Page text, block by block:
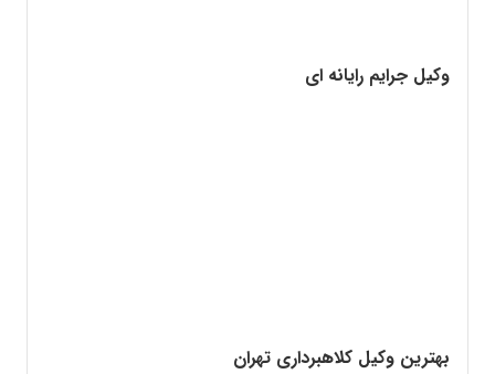
وکیل جرایم رایانه ای
بهترین وکیل کلاهبرداری تهران